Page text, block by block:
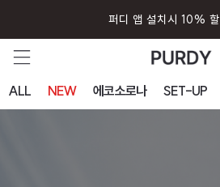
퍼디 앱 설치시 10%
ALL NEW 에코소로나 SET-UP